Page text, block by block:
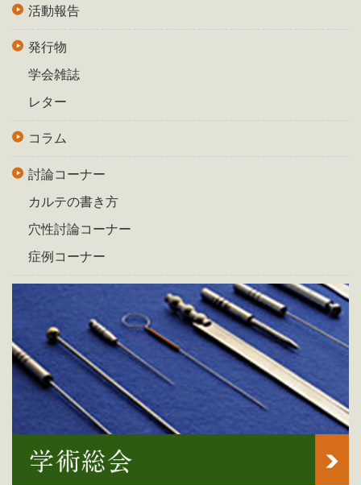
活動報告
発行物
学会雑誌
レター
コラム
討論コーナー
カルテの書き方
穴性討論コーナー
症例コーナー